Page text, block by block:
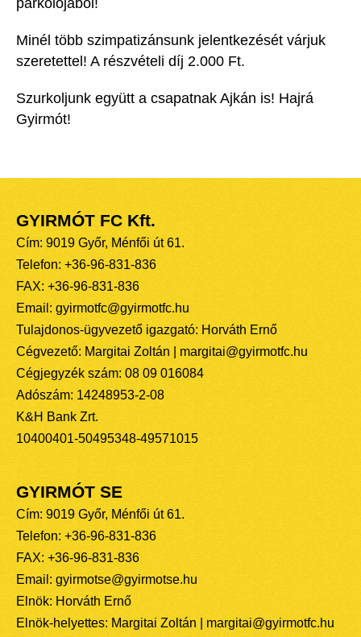
parkolójából!
Minél több szimpatizánsunk jelentkezését várjuk
szeretettel! A részvételi díj 2.000 Ft.
Szurkoljunk együtt a csapatnak Ajkán is! Hajrá
Gyirmót!
GYIRMÓT FC Kft.
Cím: 9019 Győr, Ménfői út 61.
Telefon: +36-96-831-836
FAX: +36-96-831-836
Email: gyirmotfc@gyirmotfc.hu
Tulajdonos-ügyvezető igazgató: Horváth Ernő
Cégvezető: Margitai Zoltán | margitai@gyirmotfc.hu
Cégjegyzék szám: 08 09 016084
Adószám: 14248953-2-08
K&H Bank Zrt.
10400401-50495348-49571015
GYIRMÓT SE
Cím: 9019 Győr, Ménfői út 61.
Telefon: +36-96-831-836
FAX: +36-96-831-836
Email: gyirmotse@gyirmotse.hu
Elnök: Horváth Ernő
Elnök-helyettes: Margitai Zoltán | margitai@gyirmotfc.hu